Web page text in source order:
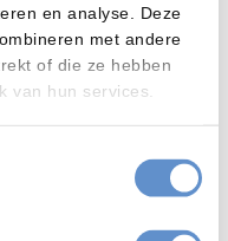
en analyse. Deze
met andere
of die ze hebben
van hun services.